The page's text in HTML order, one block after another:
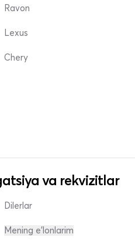
Ravon
Lexus
Chery
va rekvizitlar
Dilerlar
Mening e'lonlarim